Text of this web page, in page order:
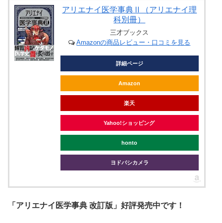
アリエナイ医学事典Ⅱ（アリエナイ理
科別冊）
三才ブックス
Amazonの商品レビュー・口コミを見る
詳細ページ
Amazon
楽天
Yahoo!ショッピング
honto
ヨドバシカメラ
「アリエナイ医学事典 改訂版」好評発売中です！